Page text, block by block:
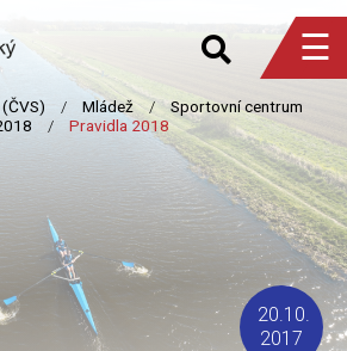
☰
20.10.
2017